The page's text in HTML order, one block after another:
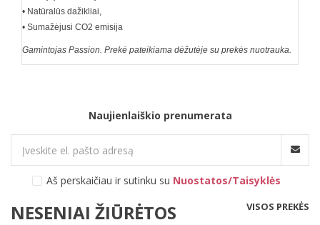
• Natūralūs dažikliai,
• Sumažėjusi CO2 emisija
Gamintojas Passion. Prekė pateikiama dėžutėje su prekės nuotrauka.
Naujienlaiškio prenumerata
Aš perskaičiau ir sutinku su Nuostatos/Taisyklės
NESENIAI ŽIŪRĖTOS VISOS PREKĖS